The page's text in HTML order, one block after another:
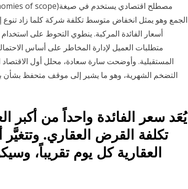
أسعار الفائدة المركبة. ينطوي التحوط على
متطلبات العميل لإدارة المخاطر على أساس
المستقبلية. وأوضحت سارة سعادة، محلل أول
التضخم الشهرية، وهو ما يشير إلى موقف متحفظ بشأن
يُعَد سعر الفائدة واحداً من أكبر
تكلفة القرض العقاري.
العقارية كل يوم تقريباً،